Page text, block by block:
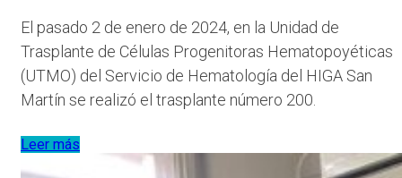
El pasado 2 de enero de 2024, en la Unidad de
Trasplante de Células Progenitoras Hematopoyéticas
(UTMO) del Servicio de Hematología del HIGA San
Martín se realizó el trasplante número 200.
Leer más